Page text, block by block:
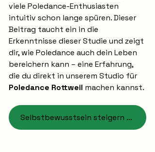
viele Poledance-Enthusiasten
intuitiv schon lange spüren. Dieser
Beitrag taucht ein in die
Erkenntnisse dieser Studie und zeigt
dir, wie Poledance auch dein Leben
bereichern kann – eine Erfahrung,
die du direkt in unserem Studio für
Poledance Rottweil machen kannst.
Selbstbewusstsein steigern durch Pole